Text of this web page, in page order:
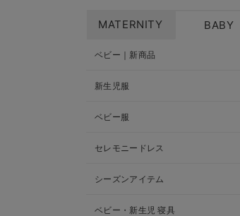
MATERNITY BABY
ベビー｜新商品
新生児服
ベビー服
セレモニードレス
シーズンアイテム
ベビー・新生児 寝具